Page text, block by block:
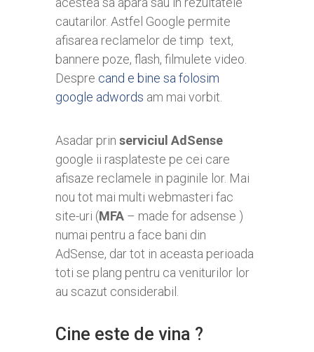
cautarilor. Astfel Google permite
afisarea reclamelor de timp text,
bannere poze, flash, filmulete video.
Despre cand e bine sa folosim
google adwords am mai vorbit.
Asadar prin serviciul AdSense
google ii rasplateste pe cei care
afisaze reclamele in paginile lor. Mai
nou tot mai multi webmasteri fac
site-uri (MFA – made for adsense )
numai pentru a face bani din
AdSense, dar tot in aceasta perioada
toti se plang pentru ca veniturilor lor
au scazut considerabil.
Cine este de vina ?